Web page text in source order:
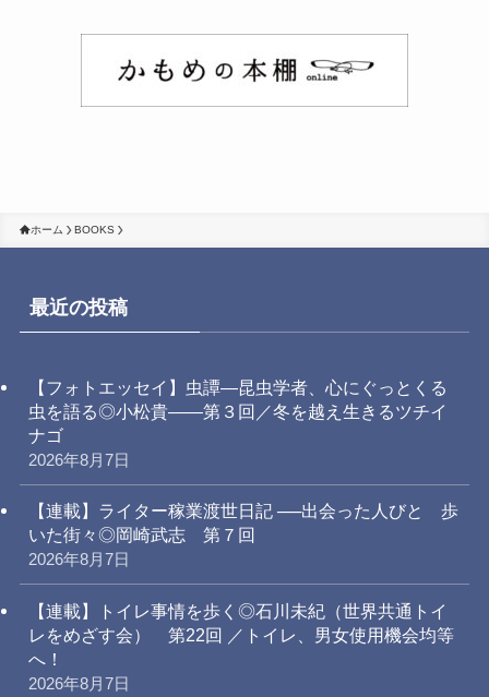
ホーム BOOKS
最近の投稿
【フォトエッセイ】虫譚―昆虫学者、心にぐっとくる
虫を語る◎小松貴――第３回／冬を越え生きるツチイ
ナゴ
2026年8月7日
【連載】ライター稼業渡世日記 ──出会った人びと 歩
いた街々◎岡崎武志 第７回
2026年8月7日
【連載】トイレ事情を歩く◎石川未紀（世界共通トイ
レをめざす会） 第22回 ／トイレ、男女使用機会均等
へ！
2026年8月7日